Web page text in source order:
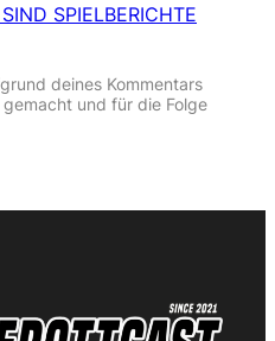
SPIELBERICHTE
deines Kommentars
und für die Folge